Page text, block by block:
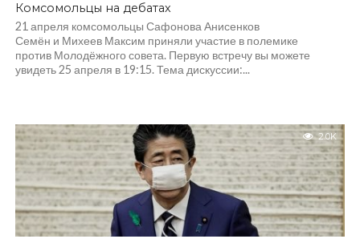
Комсомольцы на дебатах
21 апреля комсомольцы Сафонова Анисенков
Семён и Михеев Максим приняли участие в полемике
против Молодёжного совета. Первую встречу вы можете
увидеть 25 апреля в 19:15. Тема дискуссии:...
2.0K